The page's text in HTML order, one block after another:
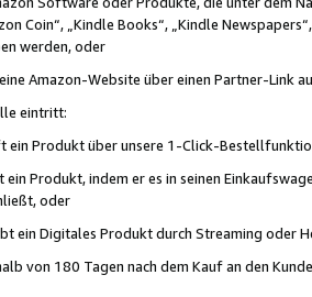
Coin“, „Kindle Books“, „Kindle
werden, oder
Amazon-Website über einen Partner-Link
eintritt:
Produkt über unsere 1-Click-
Produkt, indem er es in seinen
oder
ein Digitales Produkt durch Streaming oder
von 180 Tagen nach dem Kauf an den